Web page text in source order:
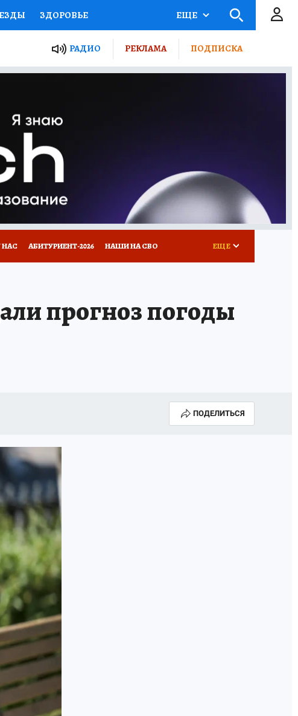
ЗДОРОВЬЕ
РОССИИ
СЕКРЕТЫ ПУТЕВОДИТЕЛЬ
ГИД ПОТРЕБИТЕЛЯ
ЕЩЕ
РАДИО РЕКЛАМА ПОДПИСКА
НАС АБИТУРИЕНТ-2026 НАШИ НА СВО
ВЫБОРЫ ГУБЕРНАТОРА
ЕЩЕ
прогноз погоды
ПОДЕЛИТЬСЯ